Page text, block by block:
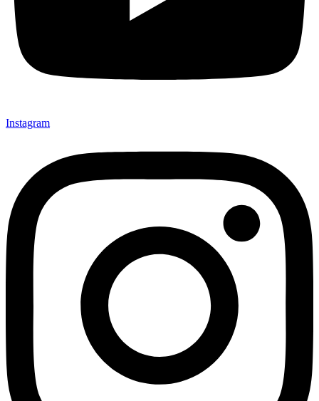
Instagram